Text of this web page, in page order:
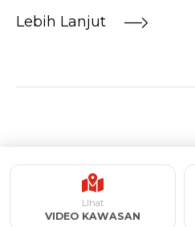
Lebih Lanjut
LIhat
VIDEO KAWASAN